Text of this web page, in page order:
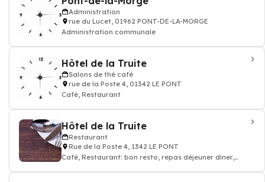
Administration
rue du Lucet, 01962 PONT-DE-LA-MORGE
Administration communale
Hôtel de la Truite
Salons de thé café
rue de la Poste 4, 01342 LE PONT
Café, Restaurant
Hôtel de la Truite
Restaurant
Rue de la Poste 4, 1342 LE PONT
Café, Restaurant: bon resto, repas déjeuner dîner,